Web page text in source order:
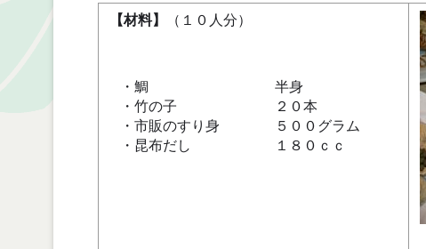
【材料】 （１０人分）
・鯛
・竹の子
・市販のすり身
・昆布だし
半身
２０本
５００グラム
１８０ｃｃ